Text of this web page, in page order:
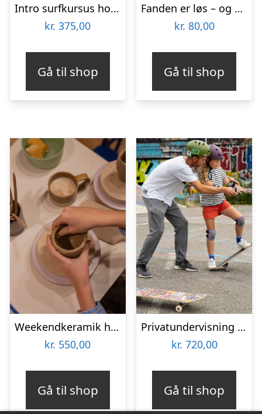
Intro surfkursus hos Thyborøn Surfcenter
kr. 375,00
Gå til shop
Fanden er løs – og andre spektakulære fortællnger med Ghosttour
kr. 80,00
Gå til shop
Weekendkeramik hos Lodewa Studio & Boutique
kr. 550,00
Gå til shop
Privatundervisning i skateboarding hos L.O.W Academy
kr. 720,00
Gå til shop